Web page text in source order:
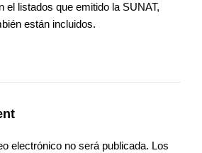
el listados que emitido la SUNAT,
están incluidos.
electrónico no será publicada. Los